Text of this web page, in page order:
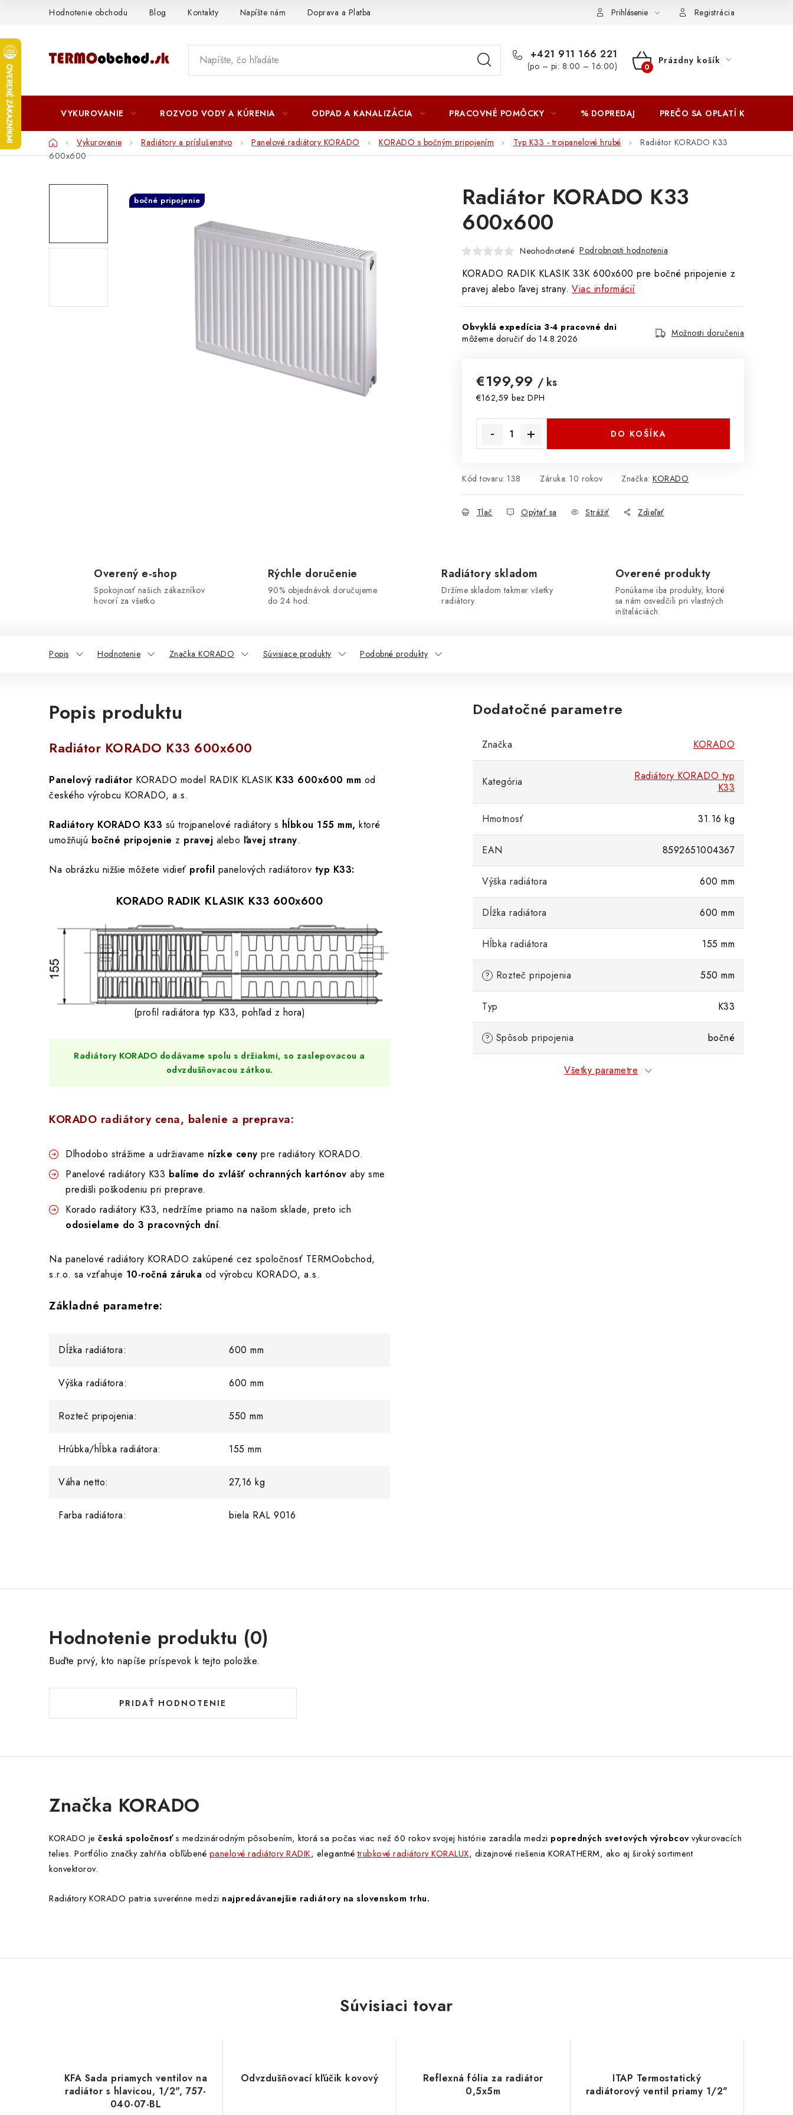
Hodnotenie obchodu Blog Kontakty Napíšte nám Doprava a Platba Prihlásenie Registrácia
+421 911 166 221
(po – pi: 8:00 – 16:00)
NÁKUPNÝ
Prázdny košík
VYKUROVANIE ROZVOD VODY A KÚRENIA ODPAD A KANALIZÁCIA PRACOVNÉ POMÔCKY % DOPREDAJ PREČO SA OPLATÍ KUPOVAŤ
DomovVykurovanie Radiátory a príslušenstvo Panelové radiátory KORADO KORADO s bočným pripojením Typ K33 - trojpanelové hrubé
Radiátor KORADO K33
600x600
Radiátor KORADO K33
600x600
Neohodnotené Podrobnosti hodnotenia
KORADO RADIK KLASIK 33K 600x600 pre bočné pripojenie z
pravej alebo ľavej strany. Viac informácií
Obvyklá expedícia 3-4 pracovné dni
14.8.2026
Možnosti doručenia
€199,99 / ks
€162,59 bez DPH
DO KOŠÍKA
Kód tovaru: 138 Záruka: 10 rokov Značka: KORADO
Tlač Opýtať sa Strážiť Zdieľať
bočné pripojenie
Overený e-shop
Spokojnosť našich zákazníkov
hovorí za všetko.
Rýchle doručenie
90% objednávok doručujeme
do 24 hod.
Radiátory skladom
Držíme skladom takmer všetky
radiátory.
Overené produkty
Ponúkame iba produkty, ktoré
sa nám osvedčili pri vlastných
inštaláciách.
Popis Hodnotenie Značka KORADO Súvisiace produkty Podobné produkty
Popis produktu
Radiátor KORADO K33 600x600
Panelový radiátor KORADO model RADIK KLASIK K33 600x600 mm od
českého výrobcu KORADO, a.s.
Radiátory KORADO K33 sú trojpanelové radiátory s hĺbkou 155 mm, ktoré
umožňujú bočné pripojenie z pravej alebo ľavej strany.
Na obrázku nižšie môžete vidieť profil panelových radiátorov typ K33:
KORADO RADIK KLASIK K33 600x600
(profil radiátora typ K33, pohľad z hora)
Radiátory KORADO dodávame spolu s držiakmi, so zaslepovacou a
odvzdušňovacou zátkou.
KORADO radiátory cena, balenie a preprava:
Dlhodobo strážime a udržiavame nízke ceny pre radiátory KORADO.
Panelové radiátory K33 balíme do zvlášť ochranných kartónov aby sme
predišli poškodeniu pri preprave.
Korado radiátory K33, nedržíme priamo na našom sklade, preto ich
odosielame do 3 pracovných dní.
Na panelové radiátory KORADO zakúpené cez spoločnosť TERMOobchod,
s.r.o. sa vzťahuje 10-ročná záruka od výrobcu KORADO, a.s.
Základné parametre:
Dĺžka radiátora: 600 mm
Výška radiátora: 600 mm
Rozteč pripojenia: 550 mm
Hrúbka/hĺbka radiátora: 155 mm
Váha netto: 27,16 kg
Farba radiátora: biela RAL 9016
Dodatočné parametre
Značka KORADO
Kategória
Radiátory KORADO typ
K33
Hmotnosť 31.16 kg
EAN 8592651004367
Výška radiátora 600 mm
Dĺžka radiátora 600 mm
Hĺbka radiátora 155 mm
? Rozteč pripojenia 550 mm
Typ K33
? Spôsob pripojenia bočné
Všetky parametre
Hodnotenie produktu (0)
Buďte prvý, kto napíše príspevok k tejto položke.
PRIDAŤ HODNOTENIE
Značka KORADO
KORADO je česká spoločnosťs medzinárodným pôsobením, ktorá sa počas viac než 60 rokov svojej histórie zaradila medzi popredných svetových výrobcovvykurovacích
telies. Portfólio značky zahŕňa obľúbené panelové radiátory RADIK, elegantnétrubkové radiátory KORALUX, dizajnové riešenia KORATHERM, ako aj široký sortiment
konvektorov.
Radiátory KORADO patria suverénne medzi najpredávanejšie radiátory na slovenskom trhu.
Súvisiaci tovar
KFA Sada priamych ventilov na
radiátor s hlavicou, 1/2", 757-
040-07-BL
Odvzdušňovací kľúčik kovový
Reflexná fólia za radiátor
0,5x5m
ITAP Termostatický
radiátorový ventil priamy 1/2"